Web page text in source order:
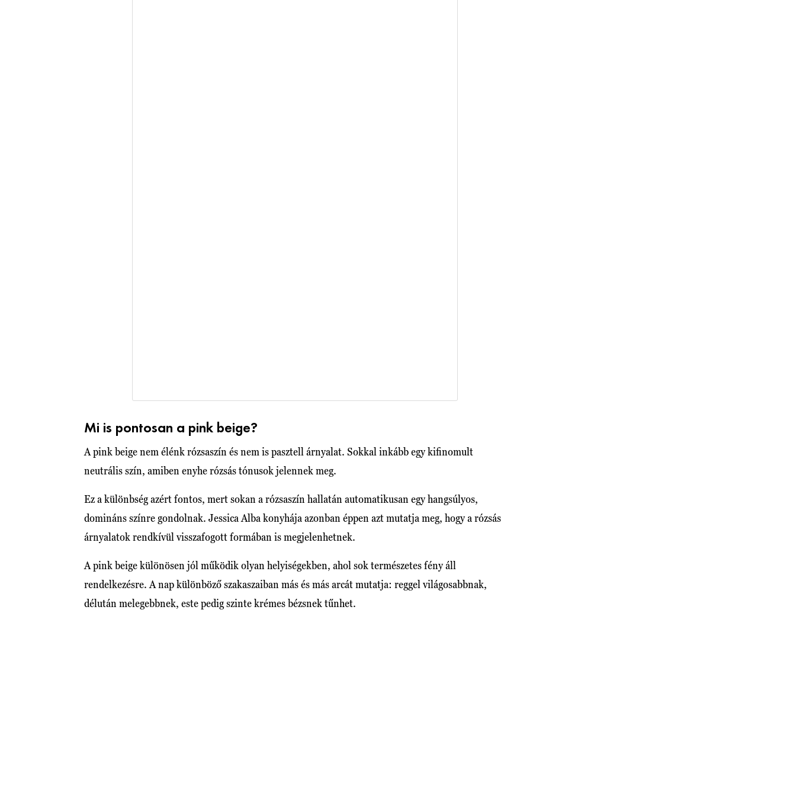
Mi is pontosan a pink beige?
A pink beige nem élénk rózsaszín és nem is pasztell árnyalat. Sokkal inkább egy kifinomult
neutrális szín, amiben enyhe rózsás tónusok jelennek meg.
Ez a különbség azért fontos, mert sokan a rózsaszín hallatán automatikusan egy hangsúlyos,
domináns színre gondolnak. Jessica Alba konyhája azonban éppen azt mutatja meg, hogy a rózsás
árnyalatok rendkívül visszafogott formában is megjelenhetnek.
A pink beige különösen jól működik olyan helyiségekben, ahol sok természetes fény áll
rendelkezésre. A nap különböző szakaszaiban más és más arcát mutatja: reggel világosabbnak,
délután melegebbnek, este pedig szinte krémes bézsnek tűnhet.